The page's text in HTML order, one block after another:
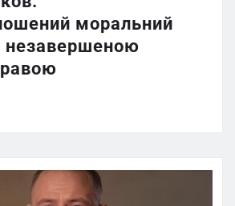
моральний
незавершеною